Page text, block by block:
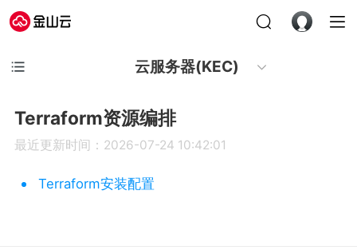
云服务器(KEC)
Terraform资源编排
最近更新时间：2026-07-24 10:42:01
Terraform安装配置